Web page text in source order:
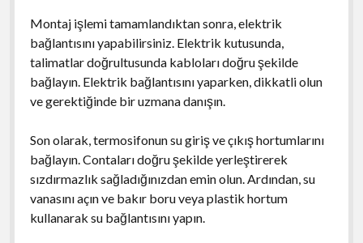
Montaj işlemi tamamlandıktan sonra, elektrik
bağlantısını yapabilirsiniz. Elektrik kutusunda,
talimatlar doğrultusunda kabloları doğru şekilde
bağlayın. Elektrik bağlantısını yaparken, dikkatli olun
ve gerektiğinde bir uzmana danışın.
Son olarak, termosifonun su giriş ve çıkış hortumlarını
bağlayın. Contaları doğru şekilde yerleştirerek
sızdırmazlık sağladığınızdan emin olun. Ardından, su
vanasını açın ve bakır boru veya plastik hortum
kullanarak su bağlantısını yapın.